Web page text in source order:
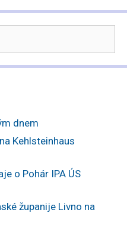
dnem
Kehlsteinhaus
o Pohár IPA ÚS
županije Livno na